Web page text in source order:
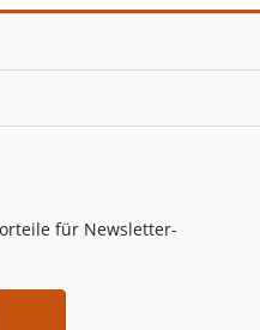
für Newsletter-